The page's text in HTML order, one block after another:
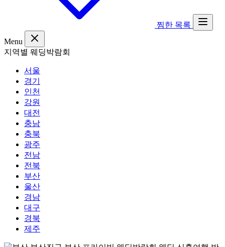
찜한 목록
Menu
지역별 웨딩박람회
서울
경기
인천
강원
대전
충남
충북
광주
전남
전북
부산
울산
경남
대구
경북
제주